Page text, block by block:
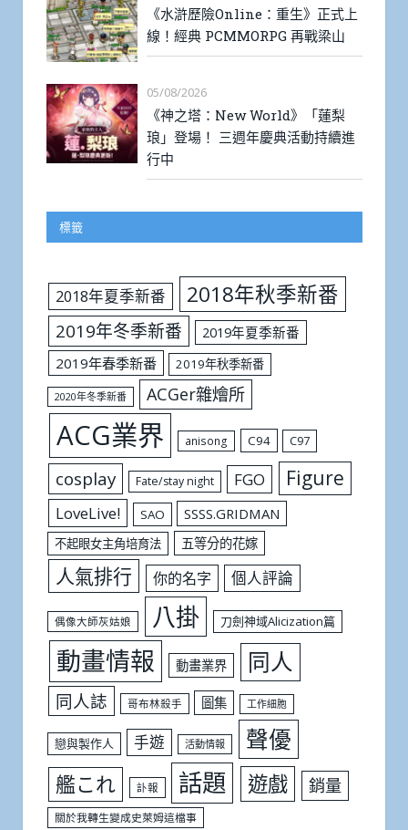
《水滸歷險Online：重生》正式上
線！經典 PCMMORPG 再戰梁山
05/08/2026
《神之塔：New World》「蓮梨
琅」登場！ 三週年慶典活動持續進
行中
標籤
2018年夏季新番 2018年秋季新番
2019年冬季新番
2019年夏季新番
2019年春季新番
2019年秋季新番
2020年冬季新番 ACGer雜燴所
ACG業界 anisong C94 C97
cosplay Fate/stay night FGO Figure
LoveLive! SAO SSSS.GRIDMAN
不起眼女主角培育法 五等分的花嫁
人氣排行 你的名字 個人評論
偶像大師灰姑娘 八掛 刀劍神域Alicization篇
動畫情報 動畫業界 同人
同人誌 哥布林殺手 圖集 工作細胞
戀與製作人 手遊 活動情報 聲優
艦これ 訃報 話題 遊戲 銷量
關於我轉生變成史萊姆這檔事